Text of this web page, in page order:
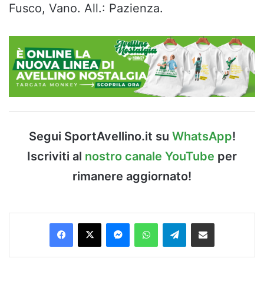
Fusco, Vano. All.: Pazienza.
Segui SportAvellino.it su WhatsApp!
Iscriviti al nostro canale YouTube per
rimanere aggiornato!
Facebook
X MessengerWhatsAppTelegramCondividi via Email